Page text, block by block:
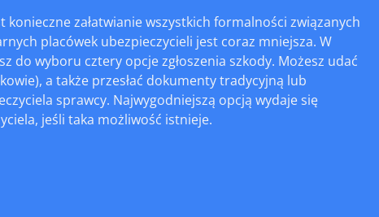
załatwianie wszystkich formalności związanych
placówek ubezpieczycieli jest coraz mniejsza. W
wyboru cztery opcje zgłoszenia szkody. Możesz udać
a także przesłać dokumenty tradycyjną lub
sprawcy. Najwygodniejszą opcją wydaje się
jeśli taka możliwość istnieje.